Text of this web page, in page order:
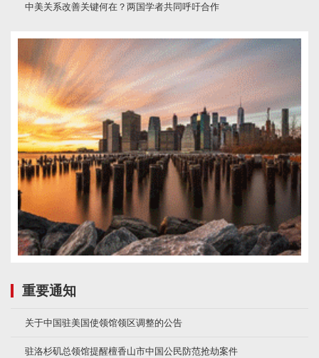
中美关系改善关键何在？两国学者共同呼吁合作
重要通知
关于中国驻美国使领馆领区调整的公告
驻洛杉矶总领馆提醒檀香山市中国公民防范抢劫案件